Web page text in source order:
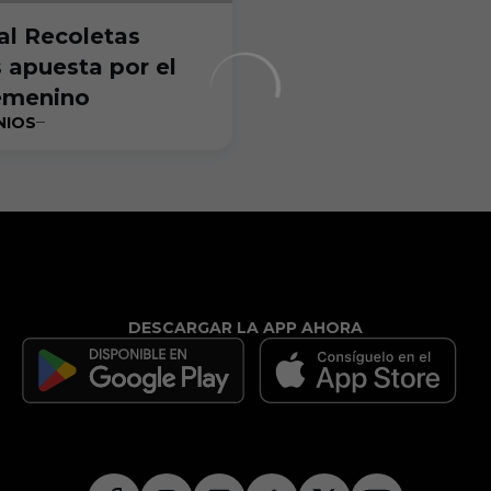
Recoletas
apuesta por el
DESCARGAR LA APP AHORA